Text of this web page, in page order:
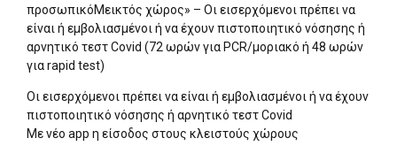
προσωπικόΜεικτός χώρος» – Οι εισερχόμενοι πρέπει να
είναι ή εμβολιασμένοι ή να έχουν πιστοποιητικό νόσησης ή
αρνητικό τεστ Covid (72 ωρών για PCR/μοριακό ή 48 ωρών
για rapid test)
Οι εισερχόμενοι πρέπει να είναι ή εμβολιασμένοι ή να έχουν
πιστοποιητικό νόσησης ή αρνητικό τεστ Covid
Με νέο app η είσοδος στους κλειστούς χώρους